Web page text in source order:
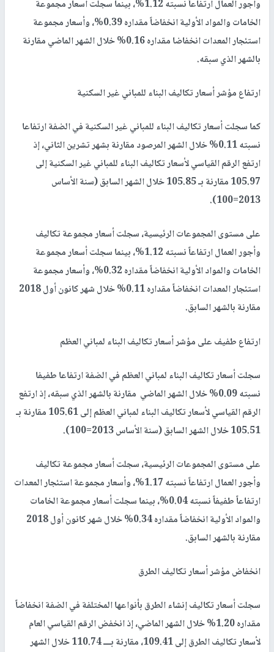
وأجور العمال ارتفاعاً نسبته 1.12%، بينما سجلت أسعار مجموعة
الخامات والمواد الأولية انخفاضاً مقداره 0.39%، وأسعار مجموعة
استئجار المعدات انخفاضا مقداره 0.16% خلال الشهر الماضي مقارنة
بالشهر الذي سبقه.
ارتفاع مؤشر أسعار تكاليف البناء للمباني غير السكنية
كما سجلت أسعار تكاليف البناء للمباني غير السكنية في الضفة ارتفاعا
نسبته 0.11% خلال الشهر المرصود مقارنة بشهر تشرين الثاني، إذ
ارتفع الرقم القياسي لأسعار تكاليف البناء للمباني غير السكنية إلى
105.97 مقارنة بـ 105.85 خلال الشهر السابق (سنة الأساس
2013=100).
على مستوى المجموعات الرئيسية، سجلت أسعار مجموعة تكاليف
وأجور العمال ارتفاعاً نسبته 1.12%، بينما سجلت أسعار مجموعة
الخامات والمواد الأولية انخفاضاً مقداره 0.32%، وأسعار مجموعة
استئجار المعدات انخفاضاً مقداره 0.11% خلال شهر كانون أول 2018
مقارنة بالشهر السابق.
ارتفاع طفيف على مؤشر أسعار تكاليف البناء لمباني العظم
سجلت أسعار تكاليف البناء لمباني العظم في الضفة ارتفاعا طفيفا
نسبته 0.09% خلال الشهر الماضي مقارنة بالشهر الذي سبقه، إذ ارتفع
الرقم القياسي لأسعار تكاليف البناء لمباني العظم إلى 105.61 مقارنة بـ
105.51 خلال الشهر السابق (سنة الأساس 2013=100).
على مستوى المجموعات الرئيسية، سجلت أسعار مجموعة تكاليف
وأجور العمال ارتفاعاً نسبته 1.17%، وأسعار مجموعة استئجار المعدات
ارتفاعاً طفيفاً نسبته 0.04%، بينما سجلت أسعار مجموعة الخامات
والمواد الأولية انخفاضاً مقداره 0.34% خلال شهر كانون أول 2018
مقارنة بالشهر السابق.
انخفاض مؤشر أسعار تكاليف الطرق
سجلت أسعار تكاليف إنشاء الطرق بأنواعها المختلفة في الضفة انخفاضاً
مقداره 1.20% خلال الشهر الماضي، إذ انخفض الرقم القياسي العام
لأسعار تكاليف الطرق إلى 109.41، مقارنة بـــ 110.74 خلال الشهر